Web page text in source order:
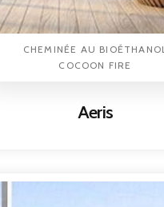
TYPE PRODUIT
CHEMINÉE AU BIOÉTHANOL
COCOON FIRE
Aeris